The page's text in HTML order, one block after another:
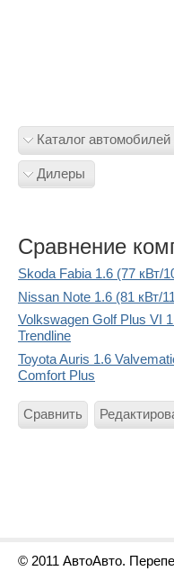
Каталог автомобилей
Дилеры
Сравнение
Skoda Fabia 1.6 (77
Nissan Note 1.6 (81 кВт/
Volkswagen Golf Plus VI
Trendline
Toyota Auris 1.6
Comfort Plus
Сравнить
© 2011 АвтоАвто.